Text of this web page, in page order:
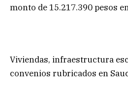
monto de 15.217.390 pesos
Viviendas, infraestructura
convenios rubricados en